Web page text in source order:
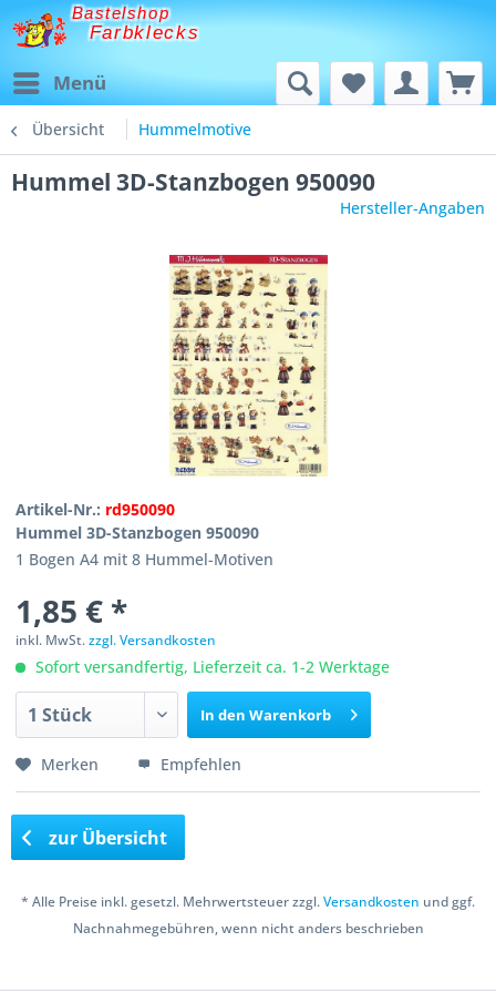
Bastelshop
Farbklecks
Menü
Übersicht Hummelmotive
Hummel 3D-Stanzbogen 950090
Hersteller-Angaben
Artikel-Nr.: rd950090
Hummel 3D-Stanzbogen 950090
1 Bogen A4 mit 8 Hummel-Motiven
1,85 € *
inkl. MwSt.zzgl. Versandkosten
Sofort versandfertig, Lieferzeit ca. 1-2 Werktage
In den Warenkorb
Merken Empfehlen
zur Übersicht
* Alle Preise inkl. gesetzl. Mehrwertsteuer zzgl.Versandkosten und ggf.
Nachnahmegebühren, wenn nicht anders beschrieben